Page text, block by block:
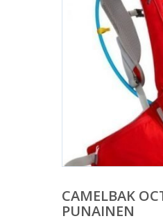
CAMELBAK
PUNAINEN